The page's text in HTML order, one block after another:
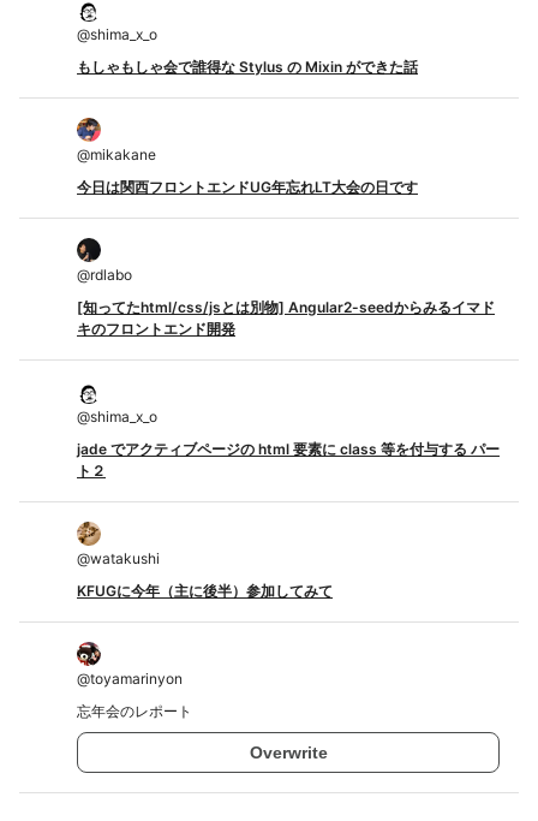
@shima_x_o
もしゃもしゃ会で誰得な Stylus の Mixin ができた話
@mikakane
今日は関西フロントエンドUG年忘れLT大会の日です
@rdlabo
[知ってたhtml/css/jsとは別物] Angular2-seedからみるイマド
キのフロントエンド開発
@shima_x_o
jade でアクティブページの html 要素に class 等を付与する パー
ト２
@watakushi
KFUGに今年（主に後半）参加してみて
@toyamarinyon
忘年会のレポート
Overwrite